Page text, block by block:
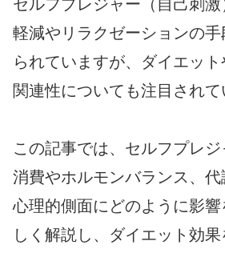
セルフプレジャー（自己刺
軽減やリラクゼーションの
られていますが、ダイエッ
関連性についても注目されて
この記事では、セルフプレ
消費やホルモンバランス、代
心理的側面にどのように影
しく解説し、ダイエット効